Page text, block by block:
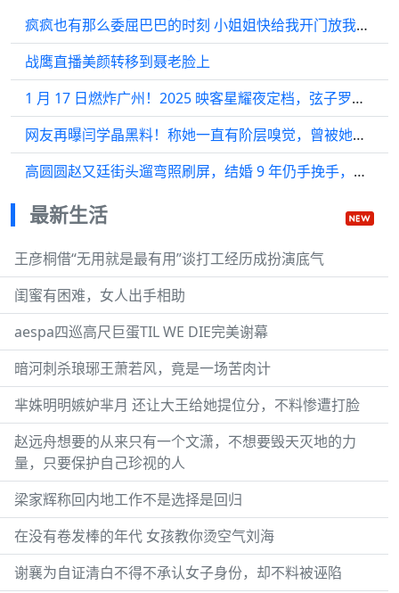
疯疯也有那么委屈巴巴的时刻 小姐姐快给我开门放我进去啊
战鹰直播美颜转移到聂老脸上
1 月 17 日燃炸广州！2025 映客星耀夜定档，弦子罗一舟杨冰怡等群星共赴荣耀之约
网友再曝闫学晶黑料！称她一直有阶层嗅觉，曾被她区别对待过
高圆圆赵又廷街头遛弯照刷屏，结婚 9 年仍手挽手，素颜状态太绝
最新生活
王彦桐借“无用就是最有用”谈打工经历成扮演底气
闺蜜有困难，女人出手相助
aespa四巡高尺巨蛋TIL WE DIE完美谢幕
暗河刺杀琅琊王萧若风，竟是一场苦肉计
芈姝明明嫉妒芈月 还让大王给她提位分，不料惨遭打脸
赵远舟想要的从来只有一个文潇，不想要毁天灭地的力
量，只要保护自己珍视的人
梁家辉称回内地工作不是选择是回归
在没有卷发棒的年代 女孩教你烫空气刘海
谢襄为自证清白不得不承认女子身份，却不料被诬陷